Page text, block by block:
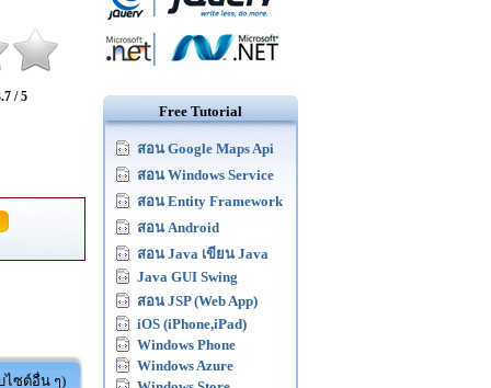
/ 5
ไซต์อื่น ๆ)
Free Tutorial
สอน Google Maps Api
สอน Windows Service
สอน Entity Framework
สอน Android
สอน Java เขียน Java
Java GUI Swing
สอน JSP (Web App)
iOS (iPhone,iPad)
Windows Phone
Windows Azure